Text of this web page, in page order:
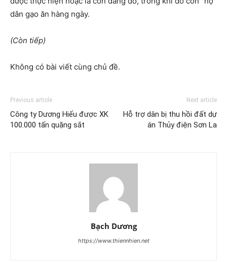
dân gạo ăn hàng ngày.
(Còn tiếp)
Không có bài viết cùng chủ đề.
Previous article
Công ty Dương Hiếu được XK
100.000 tấn quặng sắt
Next article
Hỗ trợ dân bị thu hồi đất dự
án Thủy điện Sơn La
Bạch Dương
https://www.thiennhien.net